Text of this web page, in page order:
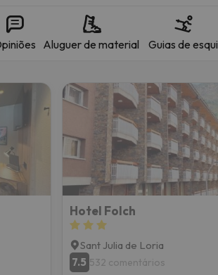
encontrar a sua bússola, estará de volta.
Aluguer de material Guias de esqui
Hotel Folch
Sant Julia de Loria
7.5 532 comentários